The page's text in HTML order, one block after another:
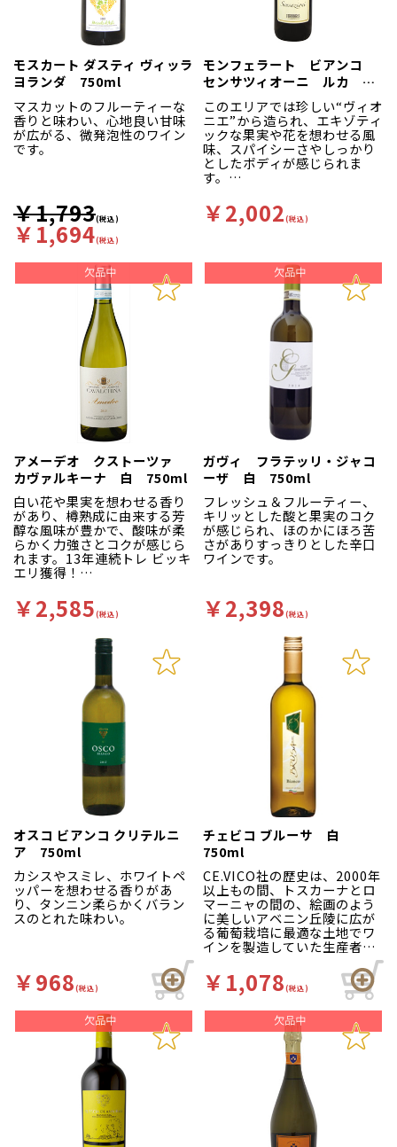
モスカート ダスティ ヴィッラ
ヨランダ 750ml
マスカットのフルーティーな
香りと味わい、心地良い甘味
が広がる、微発泡性のワイン
です。
￥1,793(税込)
￥1,694(税込)
モンフェラート ビアンコ
センサツィオーニ ルカ フ
ェラリス 白 750ml
このエリアでは珍しい“ヴィオ
ニエ”から造られ、エキゾティ
ックな果実や花を想わせる風
味、スパイシーさやしっかり
としたボディが感じられま
す。
￥2,002(税込)
アメーデオ クストーツァ
カヴァルキーナ 白 750ml
白い花や果実を想わせる香り
があり、樽熟成に由来する芳
醇な風味が豊かで、酸味が柔
らかく力強さとコクが感じら
れます。13年連続トレ ビッキ
エリ獲得！
￥2,585(税込)
ガヴィ フラテッリ・ジャコ
ーザ 白 750ml
フレッシュ＆フルーティー、
キリッとした酸と果実のコク
が感じられ、ほのかにほろ苦
さがありすっきりとした辛口
ワインです。
￥2,398(税込)
オスコ ビアンコ クリテルニ
ア 750ml
カシスやスミレ、ホワイトペ
ッパーを想わせる香りがあ
り、タンニン柔らかくバラン
スのとれた味わい。
￥968(税込)
チェビコ ブルーサ 白
750ml
CE.VICO社の歴史は、2000年
以上もの間、トスカーナとロ
マーニャの間の、絵画のよう
に美しいアベニン丘陵に広が
る葡萄栽培に最適な土地でワ
インを製造していた生産者た
ちが、1950年代前半に彼らの
経験を集め、共同でワインを
造り始めたことにはじまりま
今やCE.VICO社は、ロマーニ
ャ全域のワインを製造する、
イタリアを代表する会社とな
りました。同社は、ワインの
製造プロセスすべての段階で
細心の注意を払い、より高い
目標に向かってたゆみない努
力を続けています。サンジョ
ヴェーゼやトレッピアーノな
￥1,078(税込)